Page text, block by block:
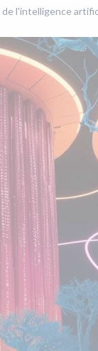
l'intelligence